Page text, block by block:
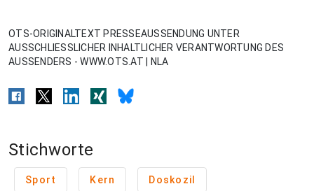
OTS-ORIGINALTEXT PRESSEAUSSENDUNG UNTER
AUSSCHLIESSLICHER INHALTLICHER VERANTWORTUNG DES
AUSSENDERS - WWW.OTS.AT | NLA
Stichworte
Sport Kern Doskozil